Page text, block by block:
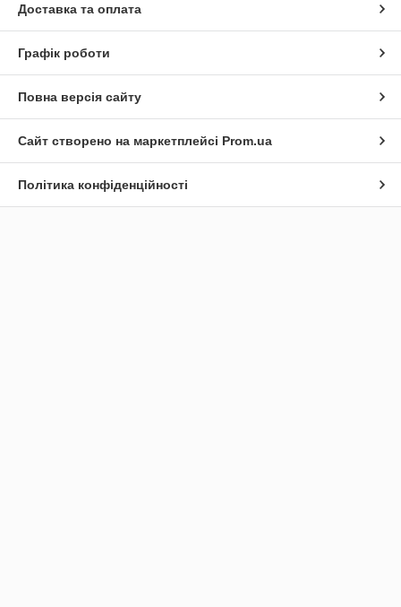
Доставка та оплата
Графік роботи
Повна версія сайту
Сайт створено на маркетплейсі Prom.ua
Політика конфіденційності